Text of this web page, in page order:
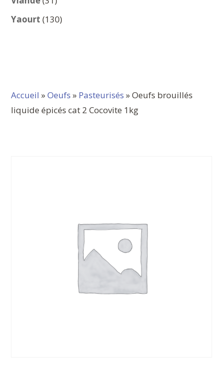
produits
Yaourt 130130
Accueil »Oeufs » Pasteurisés » Oeufs brouillés
liquide épicés cat 2 Cocovite 1kg